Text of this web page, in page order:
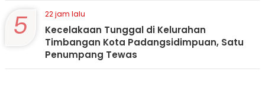
5 22 jam lalu
Kecelakaan Tunggal di Kelurahan
Timbangan Kota Padangsidimpuan, Satu
Penumpang Tewas